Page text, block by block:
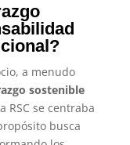
a menudo
sostenible
RSC se centraba
busca